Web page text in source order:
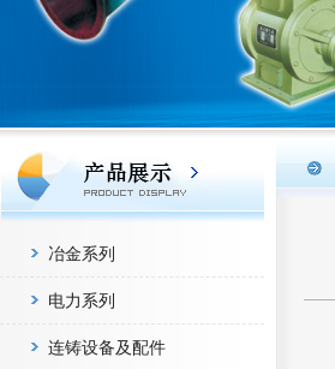
冶金系列
电力系列
连铸设备及配件